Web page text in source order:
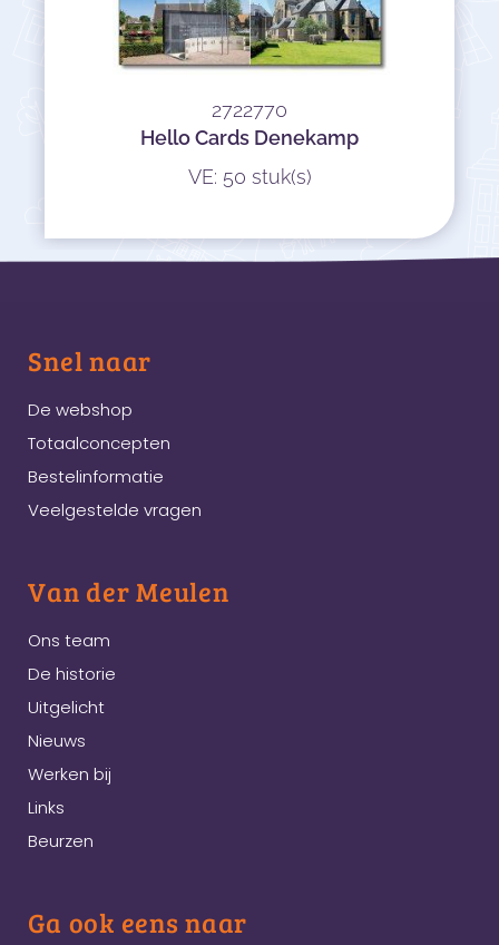
2722770
Hello Cards Denekamp
VE: 50 stuk(s)
Snel naar
De webshop
Totaalconcepten
Bestelinformatie
Veelgestelde vragen
Van der Meulen
Ons team
De historie
Uitgelicht
Nieuws
Werken bij
Links
Beurzen
Ga ook eens naar